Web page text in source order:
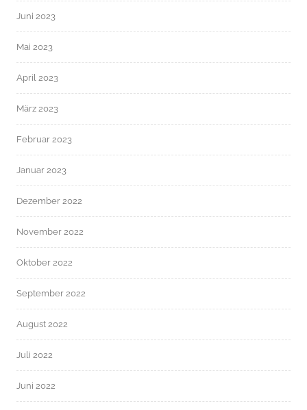
Juni 2023
Mai 2023
April 2023
März 2023
Februar 2023
Januar 2023
Dezember 2022
November 2022
Oktober 2022
September 2022
August 2022
Juli 2022
Juni 2022